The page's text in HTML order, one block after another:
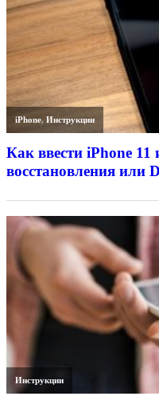
iPhone,Инструкции
Как ввести iPhone
восстановления или
Инструкции